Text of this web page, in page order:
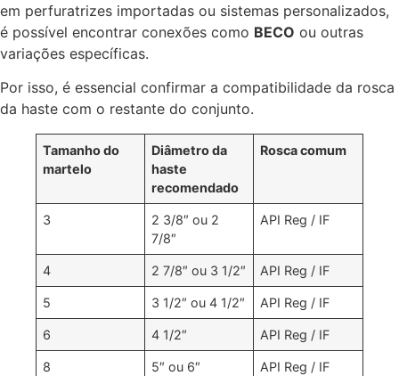
em perfuratrizes importadas ou sistemas personalizados,
é possível encontrar conexões como BECO ou outras
variações específicas.
Por isso, é essencial confirmar a compatibilidade da rosca
da haste com o restante do conjunto.
Tamanho do
martelo
Diâmetro da
haste
recomendado
Rosca comum
3
2 3/8″ ou 2
7/8″
API Reg / IF
4 2 7/8″ ou 3 1/2″ API Reg / IF
5 3 1/2″ ou 4 1/2″ API Reg / IF
6 4 1/2″ API Reg / IF
8 5″ ou 6″ API Reg / IF